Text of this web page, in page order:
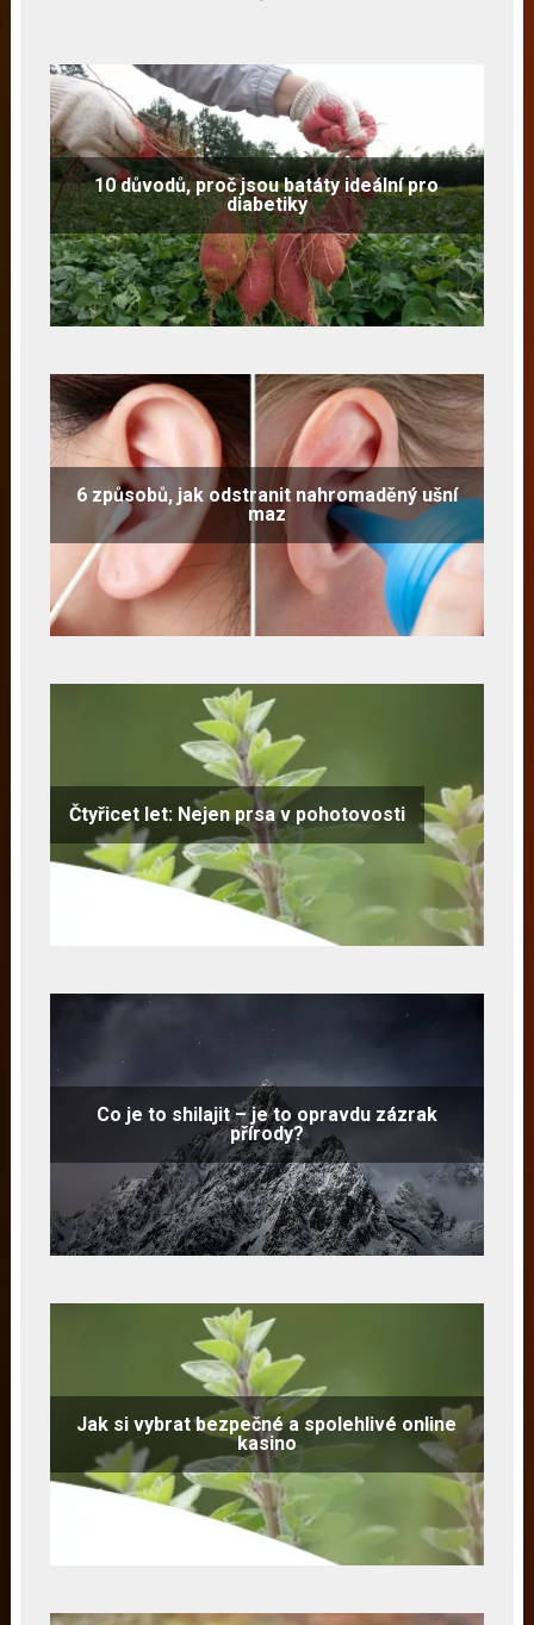
10 důvodů, proč jsou batáty ideální pro
diabetiky
6 způsobů, jak odstranit nahromaděný ušní
maz
Čtyřicet let: Nejen prsa v pohotovosti
Co je to shilajit – je to opravdu zázrak
přírody?
Jak si vybrat bezpečné a spolehlivé online
kasino